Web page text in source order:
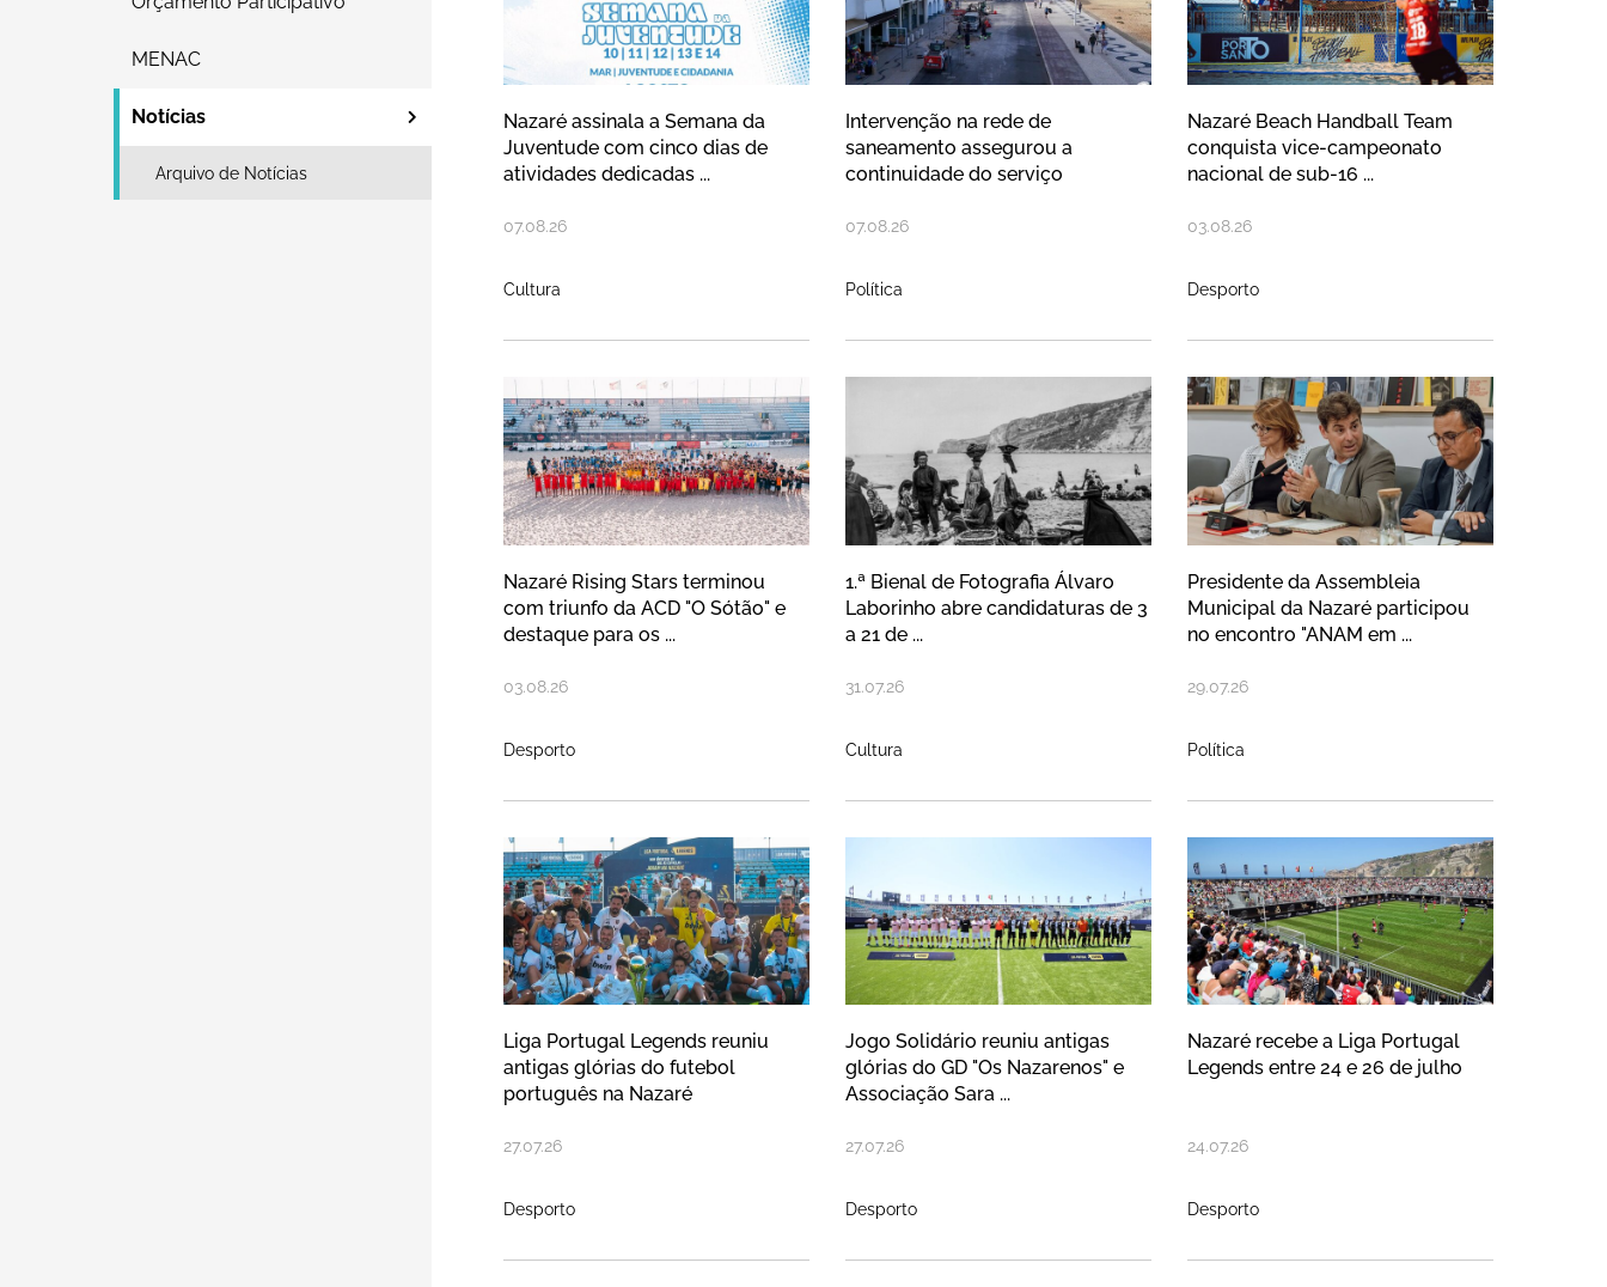
MENAC
Notícias
Arquivo de Notícias
Nazaré assinala a Semana da
Juventude com cinco dias de
atividades dedicadas ...
07.08.26
Cultura
Intervenção na rede de
saneamento assegurou a
continuidade do serviço
07.08.26
Política
Nazaré Beach Handball Team
conquista vice-campeonato
nacional de sub-16 ...
03.08.26
Desporto
Nazaré Rising Stars terminou com triunfo da ACD "O Sótão" e destaque
Nazaré Rising Stars terminou
com triunfo da ACD "O Sótão" e
destaque para os ...
03.08.26
Desporto
1.ª Bienal de Fotografia Álvaro Laborinho abre
1.ª Bienal de Fotografia Álvaro
Laborinho abre candidaturas de 3
a 21 de ...
31.07.26
Cultura
Presidente da Assembleia
Presidente da Assembleia
Municipal da Nazaré participou
no encontro "ANAM em ...
29.07.26
Política
Liga Portugal Legends reuniu antigas glórias do futebol português na
Liga Portugal Legends reuniu
antigas glórias do futebol
português na Nazaré
27.07.26
Desporto
Jogo Solidário reuniu antigas glórias do GD "Os
Jogo Solidário reuniu antigas
glórias do GD "Os Nazarenos" e
Associação Sara ...
27.07.26
Desporto
Nazaré recebe a Liga
Nazaré recebe a Liga Portugal
Legends entre 24 e 26 de julho
24.07.26
Desporto